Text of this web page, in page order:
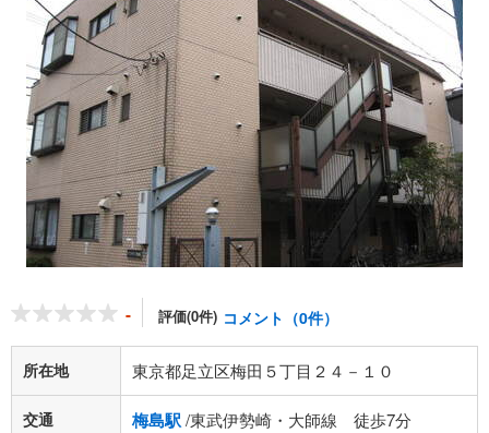
- 評価(0件) コメント（0件）
所在地 東京都足立区梅田５丁目２４－１０
交通 梅島駅/東武伊勢崎・大師線 徒歩7分